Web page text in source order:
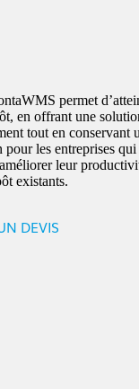
permet
en offrant une
tout en conservant
les entreprises
leur
existants.
DEVIS